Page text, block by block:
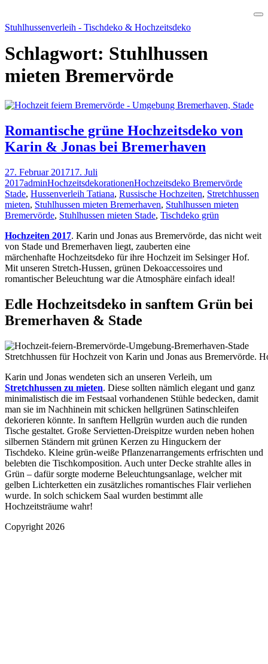
to
Stuhlhussenverleih - Tischdeko & Hochzeitsdeko
Schlagwort: Stuhlhussen
mieten Bremervörde
Romantische grüne Hochzeitsdeko von
Karin & Jonas bei Bremerhaven
27. Februar 201717. Juli
2017adminHochzeitsdekorationenHochzeitsdeko Bremervörde
Stade, Hussenverleih Tatiana, Russische Hochzeiten, Stretchhussen
mieten, Stuhlhussen mieten Bremerhaven, Stuhlhussen mieten
Bremervörde, Stuhlhussen mieten Stade, Tischdeko grün
Hochzeiten 2017. Karin und Jonas aus Bremervörde, das nicht weit
von Stade und Bremerhaven liegt, zauberten eine
märchenhafte Hochzeitsdeko für ihre Hochzeit im Selsinger Hof.
Mit unseren Stretch-Hussen, grünen Dekoaccessoires und
romantischer Beleuchtung war die Atmosphäre einfach ideal!
Edle Hochzeitsdeko in sanftem Grün bei
Bremerhaven & Stade
Stretchhussen für Hochzeit von Karin und Jonas aus Bremervörde.
Karin und Jonas wendeten sich an unseren Verleih, um
Stretchhussen zu mieten. Diese sollten nämlich elegant und ganz
minimalistisch die im Festsaal vorhandenen Stühle bedecken, damit
man sie im Nachhinein mit schicken hellgrünen Satinschleifen
dekorieren könnte. In sanftem Hellgrün wurden auch die runden
Tische gestaltet. Große Servietten-Dreispitze wurden neben hohen
silbernen Ständern mit grünen Kerzen zu Hinguckern der
Tischdeko. Kleine grün-weiße Pflanzenarrangements erfrischten und
belebten die Tischkomposition. Auch unter Decke strahlte alles in
Grün – dafür sorgte moderne Beleuchtungsanlage, welcher mit
gelben Lichterketten ein zusätzliches romantisches Flair verliehen
wurde. In solch schickem Saal wurden bestimmt alle
Hochzeitsträume wahr!
Copyright 2026